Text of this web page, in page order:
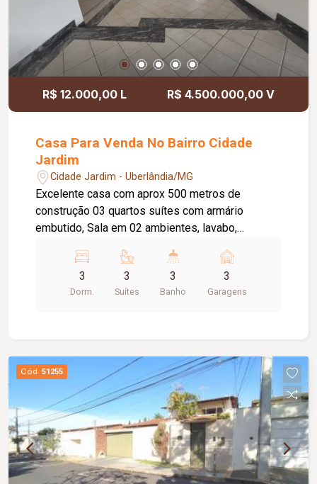
R$ 12.000,00 L R$ 4.500.000,00 V
Casa Para Venda No Bairro Cidade
Jardim
Cidade Jardim - Uberlândia/MG
Excelente casa com aprox 500 metros de
construção 03 quartos suítes com armário
embutido, Sala em 02 ambientes, lavabo,
armário, dependência de funcionário, sala de
ginástica, varanda gourmet com churrasqueira,
piscina, ofurô, sauna, banheiro externo, 03 vagas
3
Dorm.
3
Suítes
3
Banho
3
Garagens
Cód. 51255